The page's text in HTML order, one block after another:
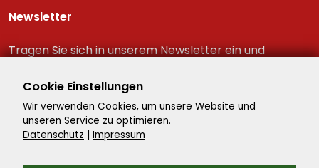
Newsletter
Tragen Sie sich in unserem Newsletter ein und
Reiseschnäppchen!
Cookie Einstellungen
Wir verwenden Cookies, um unsere Website und
unseren Service zu optimieren.
Datenschutz | Impressum